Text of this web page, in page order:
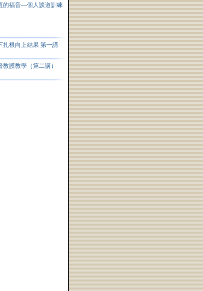
的福音—個人談道訓練
扎根向上結果 第一講
教護教學（第二講）